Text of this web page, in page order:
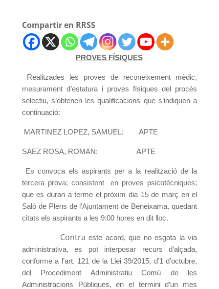
Compartir en RRSS
PROVES FÍSIQUES
Realitzades les proves de reconeixement mèdic,
mesurament d’estatura i proves físiques del procés
selectiu, s’obtenen les qualificacions que s’indiquen a
continuació:
MARTINEZ LOPEZ, SAMUEL: APTE
SAEZ ROSA, ROMAN: APTE
Es convoca els aspirants per a la realització de la
tercera prova; consistent en proves psicotècniques;
que es duran a terme el pròxim dia 15 de març en el
Saló de Plens de l’Ajuntament de Beneixama, quedant
citats els aspirants a les 9:00 hores en dit lloc.
Contra este acord, que no esgota la via
administrativa, es pot interposar recurs d’alçada,
conforme a l’art. 121 de la Llei 39/2015, d’1 d’octubre,
del Procediment Administratiu Comú de les
Administracions Públiques, en el termini d’un mes